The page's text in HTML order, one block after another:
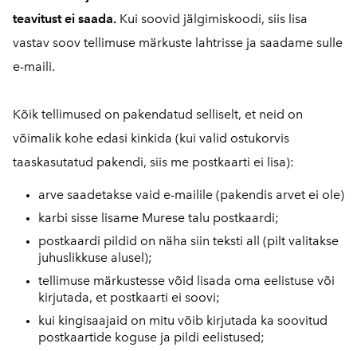
teavitust ei saada. Kui soovid jälgimiskoodi, siis lisa
vastav soov tellimuse märkuste lahtrisse ja saadame sulle
e-maili.
Kõik tellimused on pakendatud selliselt, et neid on
võimalik kohe edasi kinkida (kui valid ostukorvis
taaskasutatud pakendi, siis me postkaarti ei lisa):
arve saadetakse vaid e-mailile (pakendis arvet ei ole)
karbi sisse lisame Murese talu postkaardi;
postkaardi pildid on näha siin teksti all (pilt valitakse
juhuslikkuse alusel);
tellimuse märkustesse võid lisada oma eelistuse või
kirjutada, et postkaarti ei soovi;
kui kingisaajaid on mitu võib kirjutada ka soovitud
postkaartide koguse ja pildi eelistused;